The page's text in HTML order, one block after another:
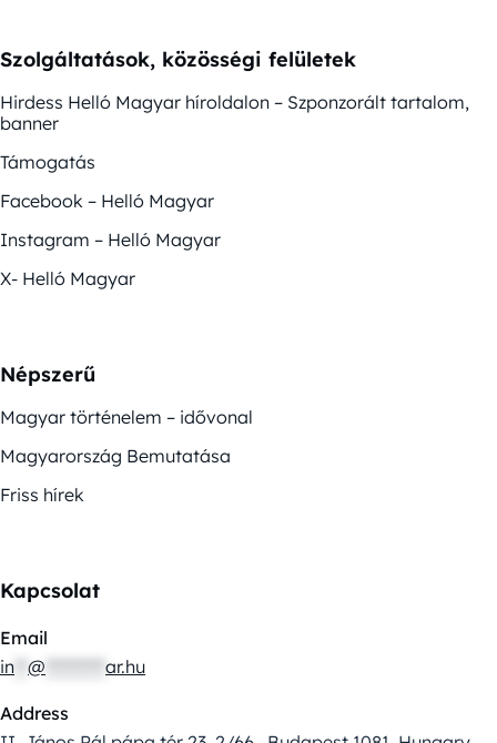
Szolgáltatások, közösségi felületek
Hirdess Helló Magyar híroldalon – Szponzorált tartalom,
banner
Támogatás
Facebook – Helló Magyar
Instagram – Helló Magyar
X- Helló Magyar
Népszerű
Magyar történelem – idővonal
Magyarország Bemutatása
Friss hírek
Kapcsolat
Email
in @ ar.hu
Address